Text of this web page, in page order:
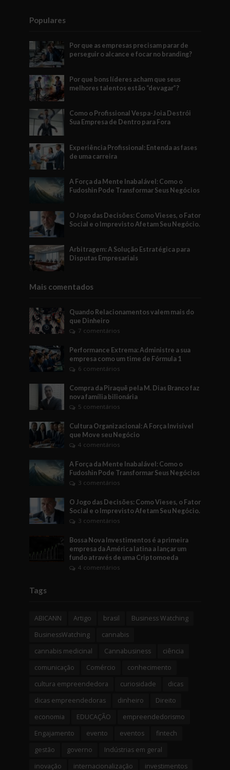
Populares
Por que as empresas precisam parar de
perseguir o alcance e focar no branding?
Por que bons líderes acham que seus
melhores talentos estão “devagar”?
Como o Profissional Vespa-Joia Destrói
Sua Empresa de Dentro para Fora
Experiência Profissional: Entenda as fases
de uma carreira
A Força da Mente Inabalável: Como o
Fudoshin Pode Transformar Seus Negócios
O Jogo das Decisões: Como Vieses, o Fator
Social e o Imprevisto Afetam Seu Negócio.
Arbitragem: A Solução Estratégica para
Disputas Empresariais
Mais comentados
Quando Relacionamentos valem mais do
que Dinheiro
7 comentários
Performance Extrema: Administre a sua
empresa como um time de Fórmula 1
6 comentários
Compra da Piraquê pela M. Dias Branco faz
nova família bilionária
5 comentários
Cultura Organizacional: A Força Invisível
que Move seu Negócio
4 comentários
A Força da Mente Inabalável: Como o
Fudoshin Pode Transformar Seus Negócios
3 comentários
O Jogo das Decisões: Como Vieses, o Fator
Social e o Imprevisto Afetam Seu Negócio.
3 comentários
Bossa Nova Investimentos é a primeira
empresa da América latina a lançar um
fundo através de uma Criptomoeda
4 comentários
Tags
ABICANN Artigo brasil
Business Watching
BusinessWatching
cannabis
cannabis medicinal
Cannabusiness
ciência
comunicação
Comércio
conhecimento
cultura empreendedora
curiosidade
dicas
dicas empreendedoras
dinheiro
Direito
economia
EDUCAÇÃO
empreendedorismo
Engajamento
evento eventos
fintech
gestão
governo
Indústrias em geral
inovação
internacionalização investimentos